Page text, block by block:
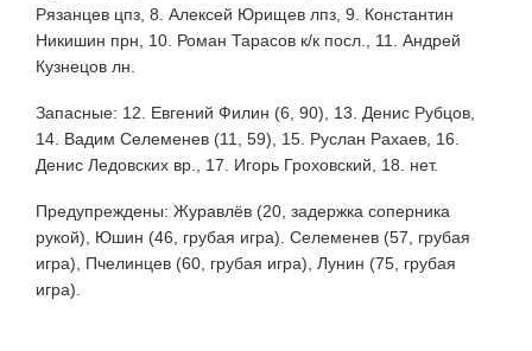
Рязанцев цпз, 8. Алексей Юрищев лпз, 9. Константин
Никишин прн, 10. Роман Тарасов к/к посл., 11. Андрей
Кузнецов лн.
Запасные: 12. Евгений Филин (6, 90), 13. Денис Рубцов,
14. Вадим Селеменев (11, 59), 15. Руслан Рахаев, 16.
Денис Ледовских вр., 17. Игорь Гроховский, 18. нет.
Предупреждены: Журавлёв (20, задержка соперника
рукой), Юшин (46, грубая игра). Селеменев (57, грубая
игра), Пчелинцев (60, грубая игра), Лунин (75, грубая
игра).